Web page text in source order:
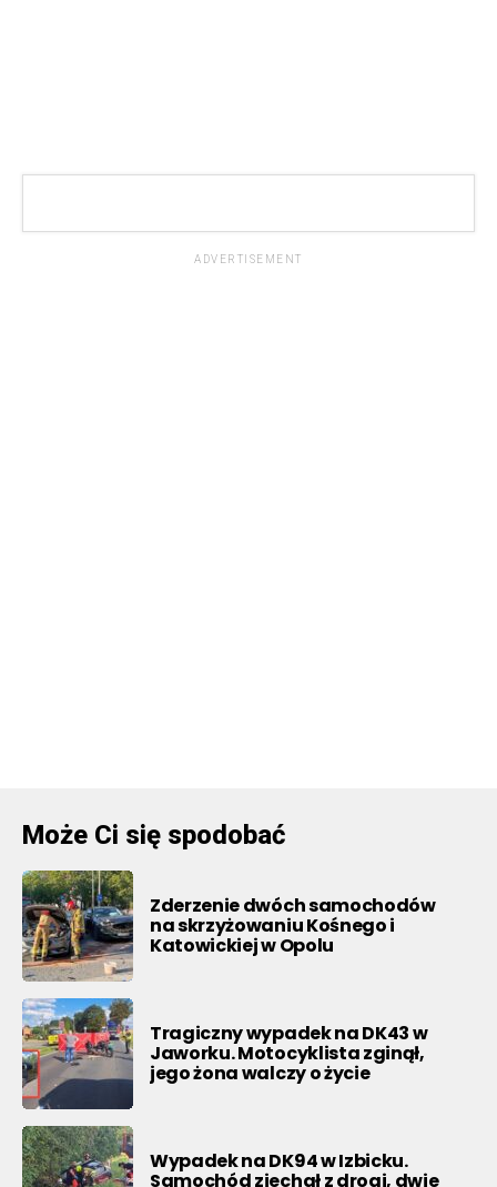
ADVERTISEMENT
Może Ci się spodobać
Zderzenie dwóch samochodów
na skrzyżowaniu Kośnego i
Katowickiej w Opolu
Tragiczny wypadek na DK43 w
Jaworku. Motocyklista zginął,
jego żona walczy o życie
Wypadek na DK94 w Izbicku.
Samochód zjechał z drogi, dwie